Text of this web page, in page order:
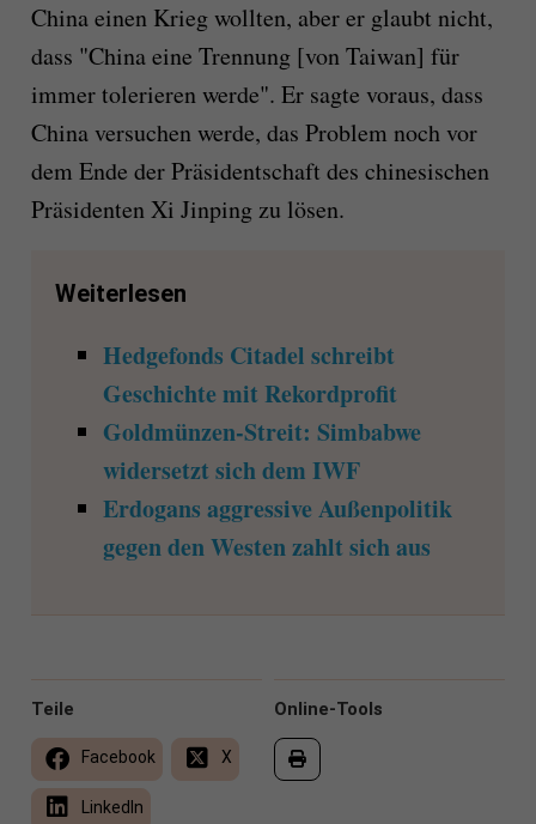
China einen Krieg wollten, aber er glaubt nicht,
dass "China eine Trennung [von Taiwan] für
immer tolerieren werde". Er sagte voraus, dass
China versuchen werde, das Problem noch vor
dem Ende der Präsidentschaft des chinesischen
Präsidenten Xi Jinping zu lösen.
Weiterlesen
Hedgefonds Citadel schreibt
Geschichte mit Rekordprofit
Goldmünzen-Streit: Simbabwe
widersetzt sich dem IWF
Erdogans aggressive Außenpolitik
gegen den Westen zahlt sich aus
Online-Tools
Teile
Facebook X
LinkedIn